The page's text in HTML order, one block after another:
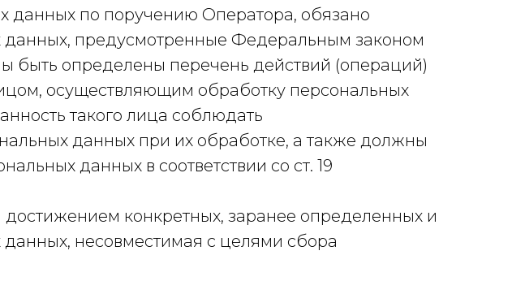
данных по поручению Оператора, обязано
предусмотренные Федеральным законом
быть определены перечень действий (операций)
осуществляющим обработку персональных
такого лица соблюдать
данных при их обработке, а также должны
данных в соответствии со ст. 19
конкретных, заранее определенных и
несовместимая с целями сбора